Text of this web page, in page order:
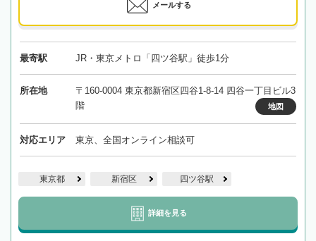
メールする
最寄駅 JR・東京メトロ「四ツ谷駅」徒歩1分
所在地
〒160-0004 東京都新宿区四谷1-8-14 四谷一丁目ビル3
階
地図
対応エリア 東京、全国オンライン相談可
東京都 新宿区 四ツ谷駅
詳細を見る